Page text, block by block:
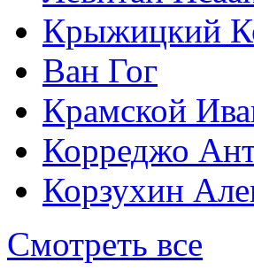
Крыжицкий
Ван Гог
Крамской
Корреджо
Корзухин
Смотреть все